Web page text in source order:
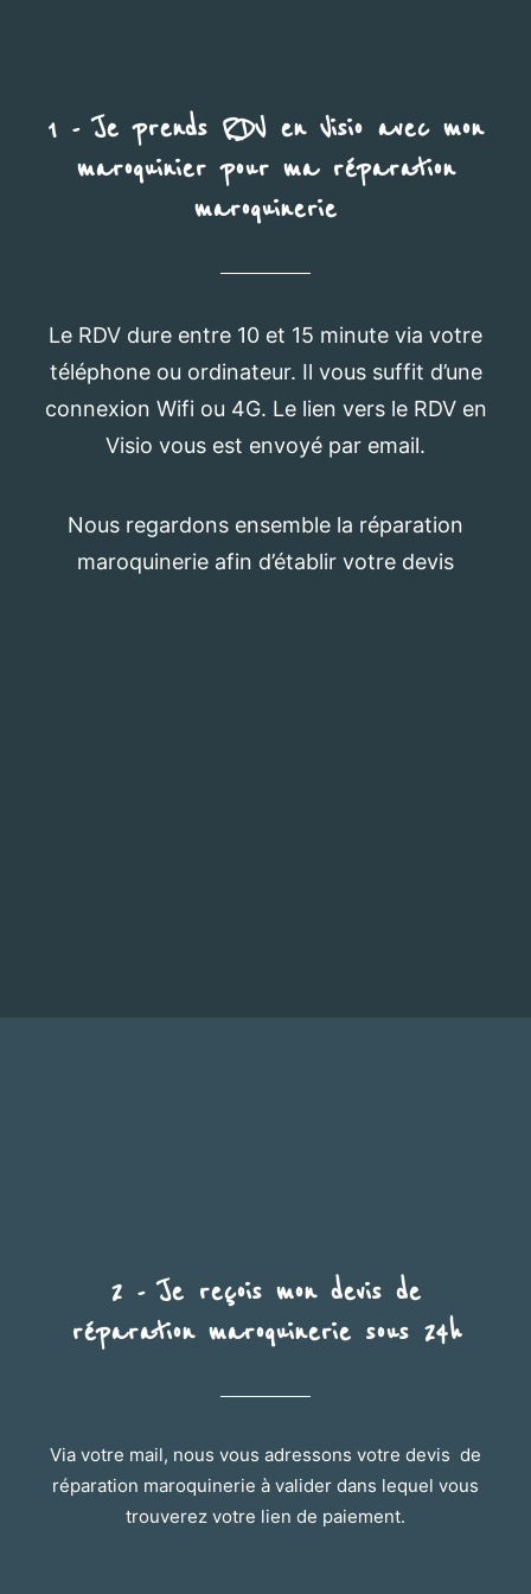
1 - Je prends RDV en Visio avec mon
maroquinier pour ma réparation
maroquinerie
Le RDV dure entre 10 et 15 minute via votre
téléphone ou ordinateur. Il vous suffit d’une
connexion Wifi ou 4G. Le lien vers le RDV en
Visio vous est envoyé par email.
Nous regardons ensemble la réparation
maroquinerie afin d’établir votre devis
2 - Je reçois mon devis de
réparation maroquinerie sous 24h
Via votre mail, nous vous adressons votre devis de
réparation maroquinerie à valider dans lequel vous
trouverez votre lien de paiement.